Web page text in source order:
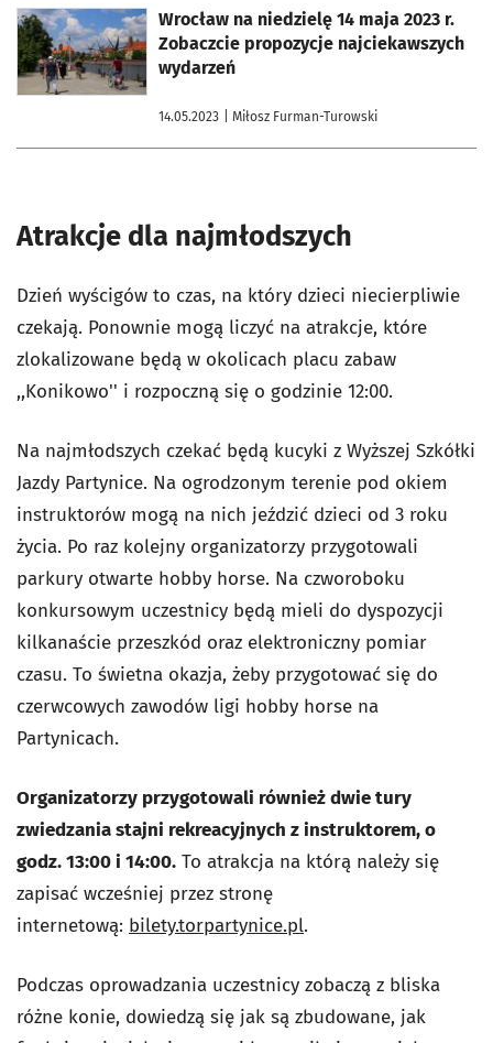
Wrocław na niedzielę 14 maja 2023 r.
Zobaczcie propozycje najciekawszych
wydarzeń
14.05.2023 | Miłosz Furman-Turowski
otworzy się w nowej karcie
Atrakcje dla najmłodszych
Dzień wyścigów to czas, na który dzieci niecierpliwie
czekają. Ponownie mogą liczyć na atrakcje, które
zlokalizowane będą w okolicach placu zabaw
,,Konikowo'' i rozpoczną się o godzinie 12:00.
Na najmłodszych czekać będą kucyki z Wyższej Szkółki
Jazdy Partynice. Na ogrodzonym terenie pod okiem
instruktorów mogą na nich jeździć dzieci od 3 roku
życia. Po raz kolejny organizatorzy przygotowali
parkury otwarte hobby horse. Na czworoboku
konkursowym uczestnicy będą mieli do dyspozycji
kilkanaście przeszkód oraz elektroniczny pomiar
czasu. To świetna okazja, żeby przygotować się do
czerwcowych zawodów ligi hobby horse na
Partynicach.
Organizatorzy przygotowali również dwie tury
zwiedzania stajni rekreacyjnych z instruktorem, o
godz. 13:00 i 14:00. To atrakcja na którą należy się
zapisać wcześniej przez stronę
internetową: bilety.torpartynice.pl.
Podczas oprowadzania uczestnicy zobaczą z bliska
różne konie, dowiedzą się jak są zbudowane, jak